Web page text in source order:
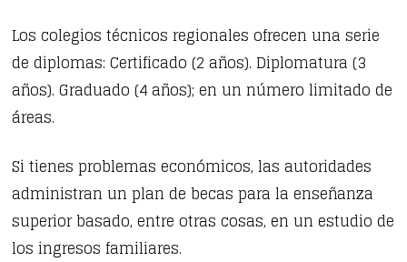
Los colegios técnicos regionales ofrecen una serie
de diplomas: Certificado (2 años). Diplomatura (3
años). Graduado (4 años); en un número limitado de
áreas.
Si tienes problemas económicos, las autoridades
administran un plan de becas para la enseñanza
superior basado, entre otras cosas, en un estudio de
los ingresos familiares.